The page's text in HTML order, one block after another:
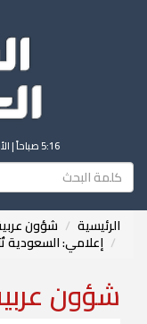
5:16 صباحاً |
الرئيسية شؤون
إعلامي: السعودية
شؤون